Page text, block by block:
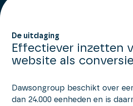
De uitdaging
Effectiever inzetten
website als
Dawsongroup beschikt over
dan 24.000 eenheden en is